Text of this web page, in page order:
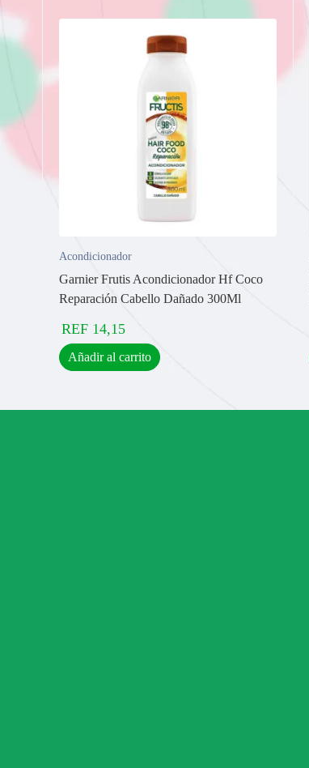
Acondicionador
Garnier Frutis Acondicionador Hf Coco
Reparación Cabello Dañado 300Ml
REF 14,15
Añadir al carrito